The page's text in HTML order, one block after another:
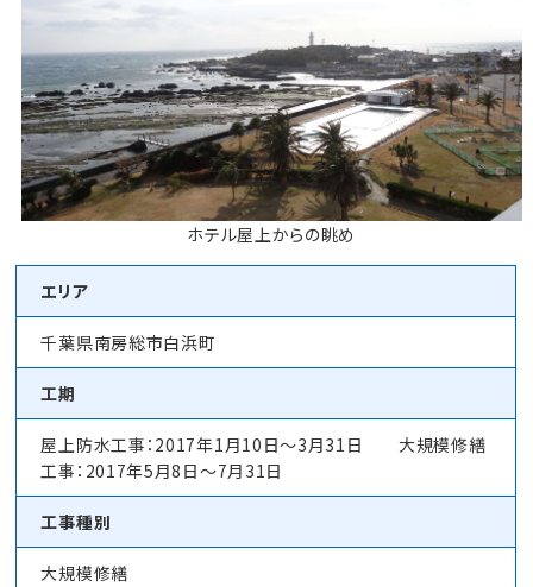
ホテル屋上からの眺め
エリア
千葉県南房総市白浜町
工期
屋上防水工事：2017年1月10日～3月31日 大規模修繕
工事：2017年5月8日～7月31日
工事種別
大規模修繕